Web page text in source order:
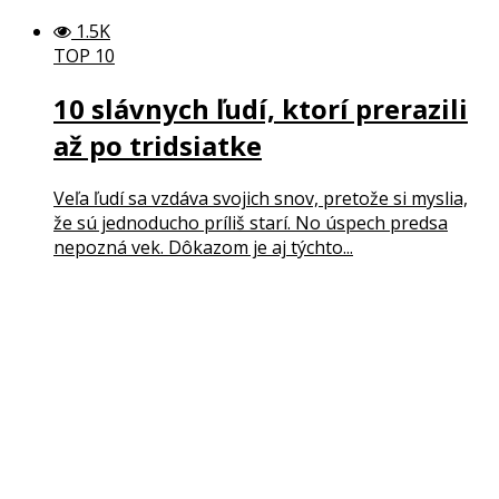
1.5K
TOP 10
10 slávnych ľudí, ktorí prerazili
až po tridsiatke
Veľa ľudí sa vzdáva svojich snov, pretože si myslia,
že sú jednoducho príliš starí. No úspech predsa
nepozná vek. Dôkazom je aj týchto...